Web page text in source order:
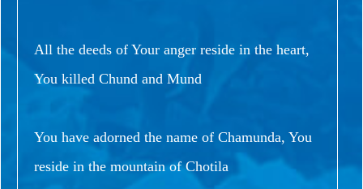
All the deeds of Your anger reside in the heart,
You killed Chund and Mund
You have adorned the name of Chamunda, You
reside in the mountain of Chotila